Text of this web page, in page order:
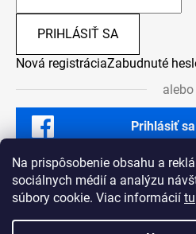
Na prispôsobenie obsahu a
sociálnych médií a analýzu
súbory cookie. Viac informácií tu
PRIHLÁSIŤ SA
Nová registráciaZabudnuté
alebo
Prihlásiť